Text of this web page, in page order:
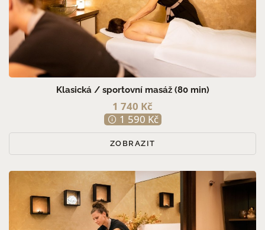
Klasická / sportovní masáž (80 min)
1 740 Kč
1 590 Kč
ZOBRAZIT